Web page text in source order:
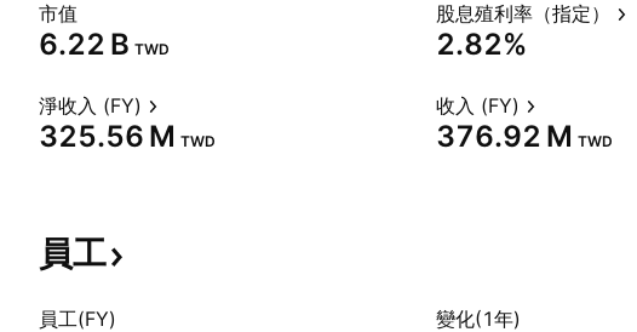
市值
‪6.22 B‬ TWD
股息殖利率（指定）
2.82%
淨收入 (FY)
‪325.56 M‬ TWD
收入 (FY)
‪376.92 M‬ TWD
員工
員工(FY) 變化(1年)